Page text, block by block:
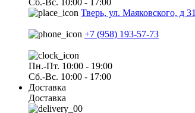
Тверь, ул. Маяковского, д 31
+7 (958) 193-57-73
Пн.-Пт. 10:00 - 19:00
Сб.-Вс. 10:00 - 17:00
Доставка
Доставка